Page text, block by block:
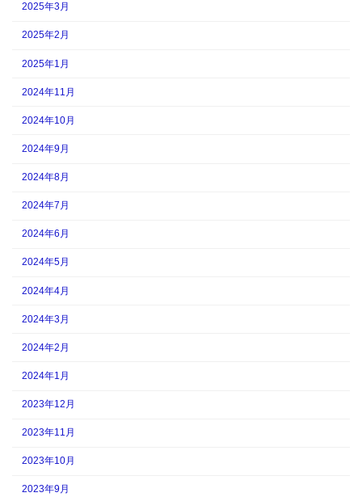
2025年3月
2025年2月
2025年1月
2024年11月
2024年10月
2024年9月
2024年8月
2024年7月
2024年6月
2024年5月
2024年4月
2024年3月
2024年2月
2024年1月
2023年12月
2023年11月
2023年10月
2023年9月